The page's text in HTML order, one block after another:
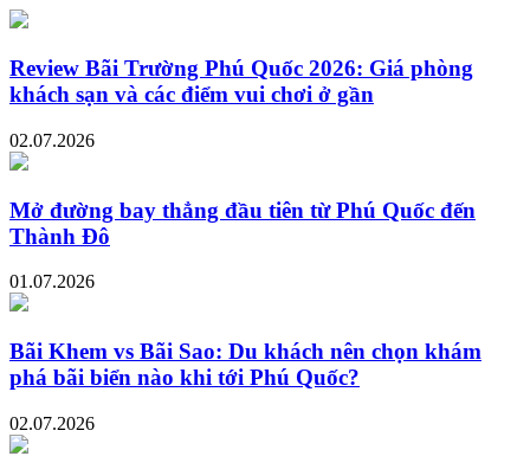
Review Bãi Trường Phú Quốc 2026: Giá phòng
khách sạn và các điểm vui chơi ở gần
02.07.2026
Mở đường bay thẳng đầu tiên từ Phú Quốc đến
Thành Đô
01.07.2026
Bãi Khem vs Bãi Sao: Du khách nên chọn khám
phá bãi biển nào khi tới Phú Quốc?
02.07.2026